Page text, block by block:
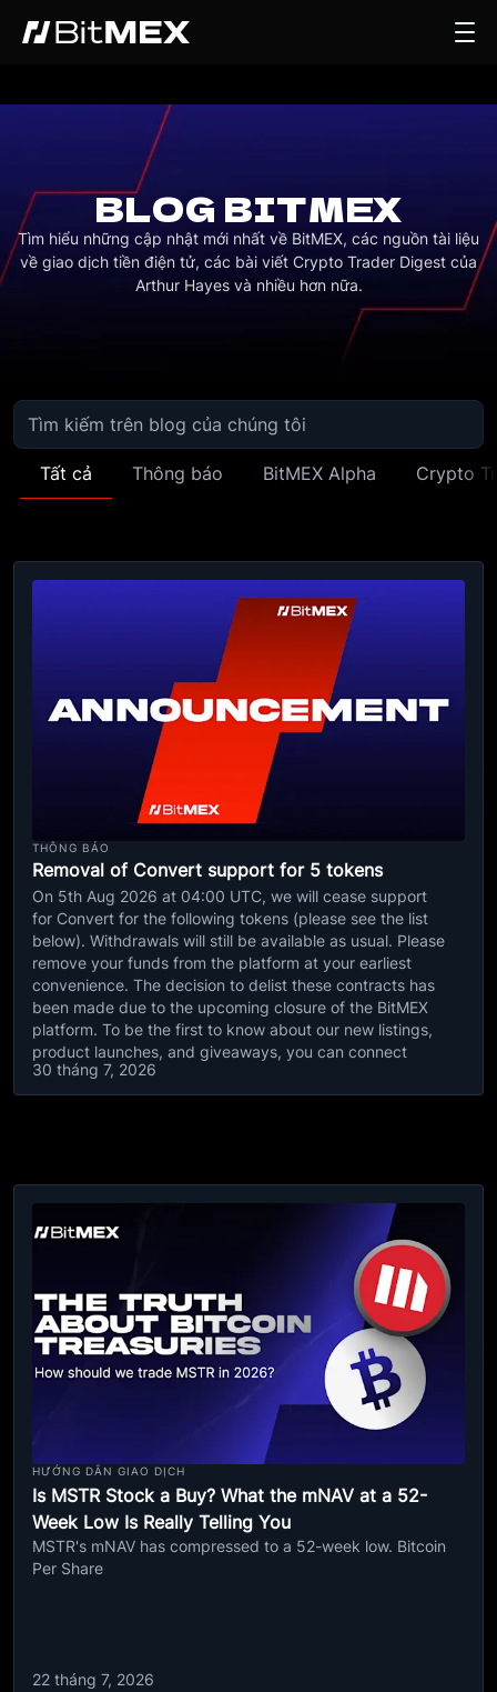
BLOG BITMEX
Tìm hiểu những cập nhật mới nhất về BitMEX, các nguồn tài liệu
về giao dịch tiền điện tử, các bài viết Crypto Trader Digest của
Arthur Hayes và nhiều hơn nữa.
Tất cả Thông báo BitMEX Alpha Crypto
THÔNG BÁO
Removal of Convert support for 5 tokens
On 5th Aug 2026 at 04:00 UTC, we will cease support
for Convert for the following tokens (please see the list
below). Withdrawals will still be available as usual. Please
remove your funds from the platform at your earliest
convenience. The decision to delist these contracts has
been made due to the upcoming closure of the BitMEX
platform. To be the first to know about our new listings,
product launches, and giveaways, you can connect
30 tháng 7, 2026
HƯỚNG DẪN GIAO DỊCH
Is MSTR Stock a Buy? What the mNAV at a 52-
Week Low Is Really Telling You
MSTR's mNAV has compressed to a 52-week low. Bitcoin
Per Share
22 tháng 7, 2026